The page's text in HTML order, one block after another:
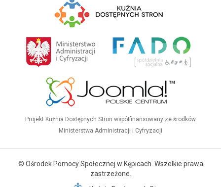
Projekt Kuźnia Dostępnych Stron współfinansowany ze środków
Ministerstwa Administracji i Cyfryzacji
© Ośrodek Pomocy Społecznej w Kępicach. Wszelkie prawa
zastrzeżone.